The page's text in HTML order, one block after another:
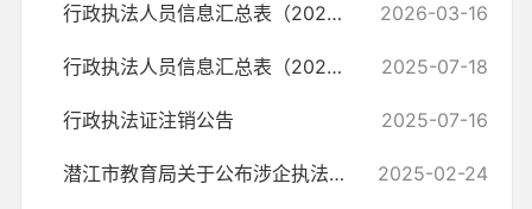
行政执法人员信息汇总表（2026年） 2026-03-16
行政执法人员信息汇总表（2025年） 2025-07-18
行政执法证注销公告 2025-07-16
潜江市教育局关于公布涉企执法监管 投诉举报方式的公告 2025-02-24